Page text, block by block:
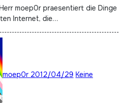
Internet, die…
moep0r 2012/04/29 Keine